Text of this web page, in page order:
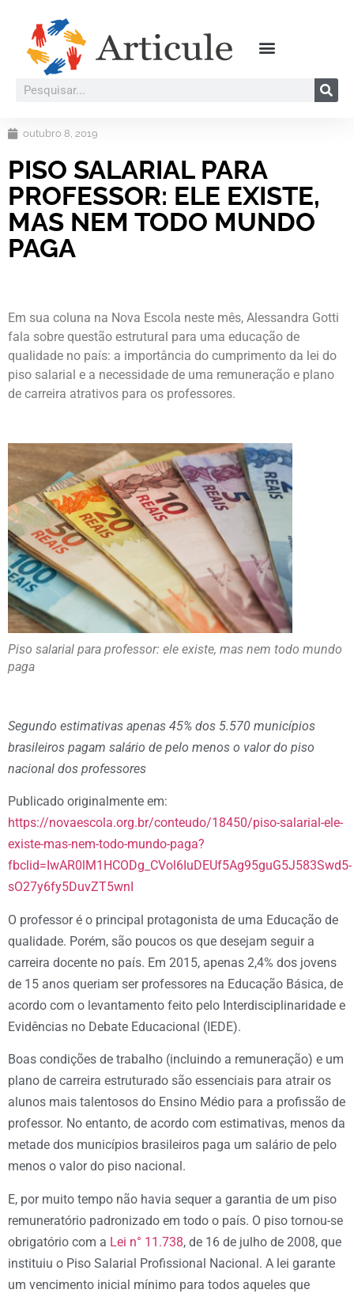
outubro 8, 2019
PISO SALARIAL PARA
PROFESSOR: ELE EXISTE,
MAS NEM TODO MUNDO
PAGA
Em sua coluna na Nova Escola neste mês, Alessandra Gotti
fala sobre questão estrutural para uma educação de
qualidade no país: a importância do cumprimento da lei do
piso salarial e a necessidade de uma remuneração e plano
de carreira atrativos para os professores.
Piso salarial para professor: ele existe, mas nem todo mundo
paga
Segundo estimativas apenas 45% dos 5.570 municípios
brasileiros pagam salário de pelo menos o valor do piso
nacional dos professores
Publicado originalmente em:
https://novaescola.org.br/conteudo/18450/piso-salarial-ele-
existe-mas-nem-todo-mundo-paga?
fbclid=IwAR0lM1HCODg_CVol6IuDEUf5Ag95guG5J583Swd5-
sO27y6fy5DuvZT5wnI
O professor é o principal protagonista de uma Educação de
qualidade. Porém, são poucos os que desejam seguir a
carreira docente no país. Em 2015, apenas 2,4% dos jovens
de 15 anos queriam ser professores na Educação Básica, de
acordo com o levantamento feito pelo Interdisciplinaridade e
Evidências no Debate Educacional (IEDE).
Boas condições de trabalho (incluindo a remuneração) e um
plano de carreira estruturado são essenciais para atrair os
alunos mais talentosos do Ensino Médio para a profissão de
professor. No entanto, de acordo com estimativas, menos da
metade dos municípios brasileiros paga um salário de pelo
menos o valor do piso nacional.
E, por muito tempo não havia sequer a garantia de um piso
remuneratório padronizado em todo o país. O piso tornou-se
obrigatório com a Lei n° 11.738, de 16 de julho de 2008, que
instituiu o Piso Salarial Profissional Nacional. A lei garante
um vencimento inicial mínimo para todos aqueles que